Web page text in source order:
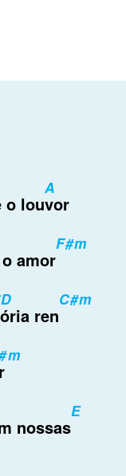
o lou
A
vor
amor
F#m
ren
C#m
nossas
E